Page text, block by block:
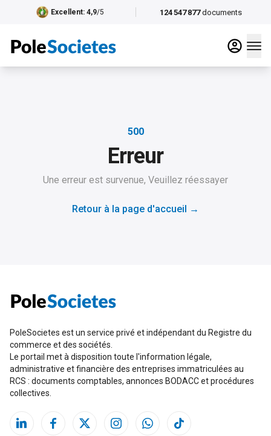
124 547 877 documents
Excellent: 4,9/5
500
Erreur
Une erreur est survenue, Veuillez réessayer
Retour à la page d'accueil →
PoleSocietes est un service privé et indépendant du Registre du
commerce et des sociétés.
Le portail met à disposition toute l'information légale,
administrative et financière des entreprises immatriculées au
RCS : documents comptables, annonces BODACC et procédures
collectives.